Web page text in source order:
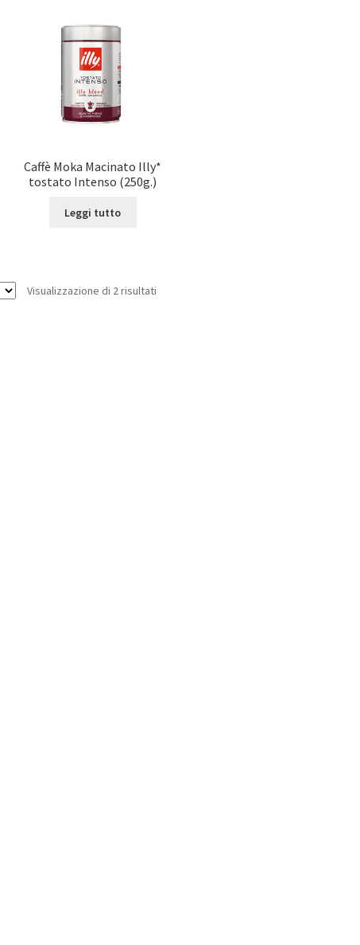
Caffè Moka Macinato Illy*
tostato Intenso (250g.)
Leggi tutto
Visualizzazione di 2 risultati